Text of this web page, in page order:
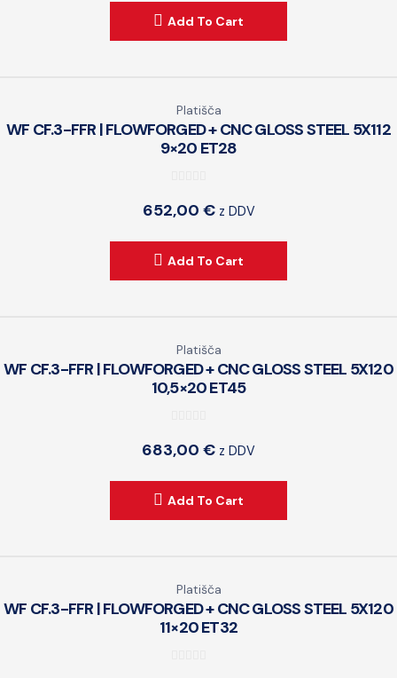
o
Add To Cart
Platišča
WF CF.3-FFR | FLOWFORGED + CNC GLOSS STEEL 5X112
9×20 ET28
o
o
652,00 € z DDV
Add To Cart
Platišča
WF CF.3-FFR | FLOWFORGED + CNC GLOSS STEEL 5X120
10,5×20 ET45
o
o
683,00 € z DDV
Add To Cart
Platišča
WF CF.3-FFR | FLOWFORGED + CNC GLOSS STEEL 5X120
11×20 ET32